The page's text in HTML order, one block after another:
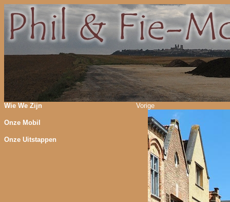
Wie We Zijn
Onze Mobil
Onze Uitstappen
Vorige